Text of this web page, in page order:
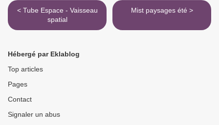
< Tube Espace - Vaisseau
spatial
Mist paysages été >
Hébergé par Eklablog
Top articles
Pages
Contact
Signaler un abus